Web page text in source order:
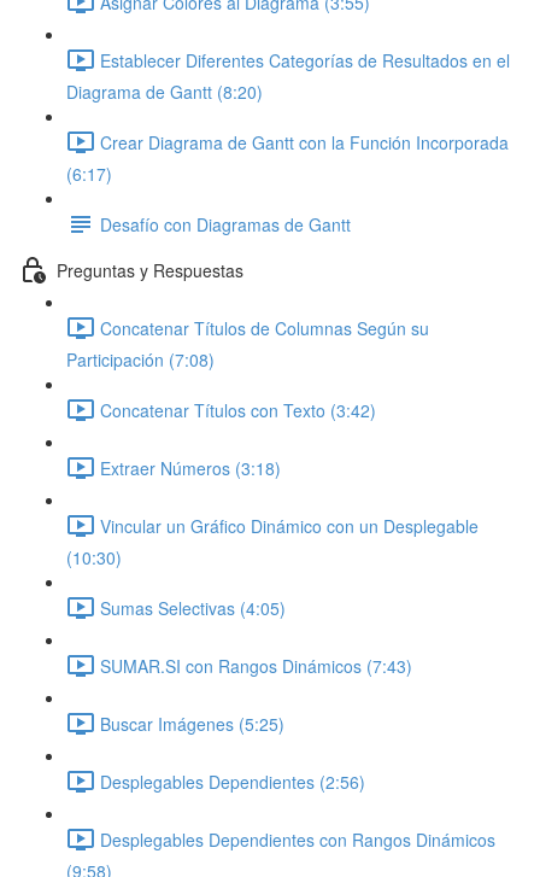
Establecer Diferentes Categorías de Resultados en el
Diagrama de Gantt (8:20)
Crear Diagrama de Gantt con la Función Incorporada
(6:17)
Desafío con Diagramas de Gantt
Preguntas y Respuestas
Concatenar Títulos de Columnas Según su
Participación (7:08)
Concatenar Títulos con Texto (3:42)
Extraer Números (3:18)
Vincular un Gráfico Dinámico con un Desplegable
(10:30)
Sumas Selectivas (4:05)
SUMAR.SI con Rangos Dinámicos (7:43)
Buscar Imágenes (5:25)
Desplegables Dependientes (2:56)
Desplegables Dependientes con Rangos Dinámicos
(9:58)